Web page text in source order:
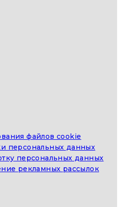
файлов cookie
персональных данных
персональных данных
рекламных рассылок